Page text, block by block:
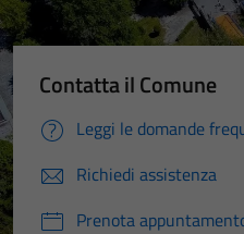
Contatta il Comune
Leggi le domande
Richiedi assistenza
Prenota